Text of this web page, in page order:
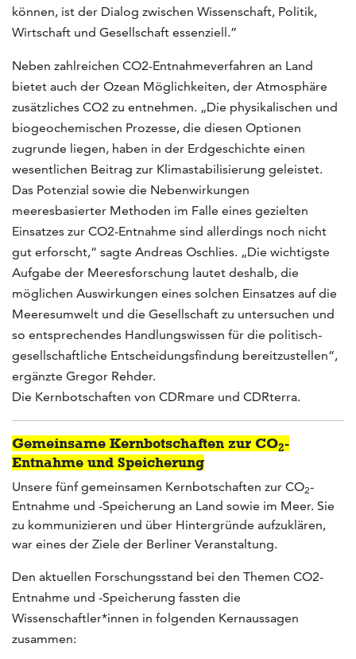
können, ist der Dialog zwischen Wissenschaft, Politik,
Wirtschaft und Gesellschaft essenziell.”
Neben zahlreichen CO2-Entnahmeverfahren an Land
bietet auch der Ozean Möglichkeiten, der Atmosphäre
zusätzliches CO2 zu entnehmen. „Die physikalischen und
biogeochemischen Prozesse, die diesen Optionen
zugrunde liegen, haben in der Erdgeschichte einen
wesentlichen Beitrag zur Klimastabilisierung geleistet.
Das Potenzial sowie die Nebenwirkungen
meeresbasierter Methoden im Falle eines gezielten
Einsatzes zur CO2-Entnahme sind allerdings noch nicht
gut erforscht,“ sagte Andreas Oschlies. „Die wichtigste
Aufgabe der Meeresforschung lautet deshalb, die
möglichen Auswirkungen eines solchen Einsatzes auf die
Meeresumwelt und die Gesellschaft zu untersuchen und
so entsprechendes Handlungswissen für die politisch-
gesellschaftliche Entscheidungsfindung bereitzustellen“,
ergänzte Gregor Rehder.
Die Kernbotschaften von CDRmare und CDRterra.
Gemeinsame Kernbotschaften zur CO2-
Entnahme und Speicherung
Unsere fünf gemeinsamen Kernbotschaften zur CO2-
Entnahme und -Speicherung an Land sowie im Meer. Sie
zu kommunizieren und über Hintergründe aufzuklären,
war eines der Ziele der Berliner Veranstaltung.
Den aktuellen Forschungsstand bei den Themen CO2-
Entnahme und -Speicherung fassten die
Wissenschaftler*innen in folgenden Kernaussagen
zusammen: